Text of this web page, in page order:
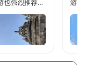
也强烈推荐。
游。